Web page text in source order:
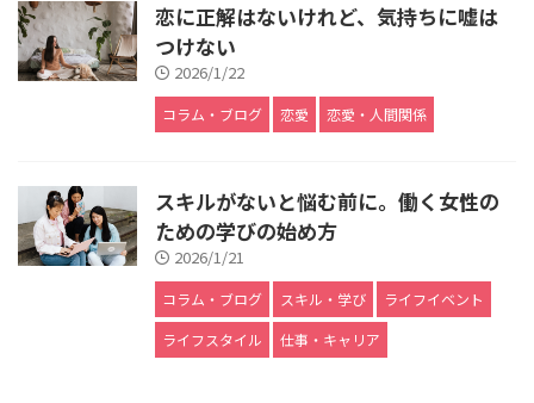
恋に正解はないけれど、気持ちに嘘は
つけない
2026/1/22
コラム・ブログ 恋愛 恋愛・人間関係
スキルがないと悩む前に。働く女性の
ための学びの始め方
2026/1/21
コラム・ブログ スキル・学び
ライフイベント
ライフスタイル
仕事・キャリア